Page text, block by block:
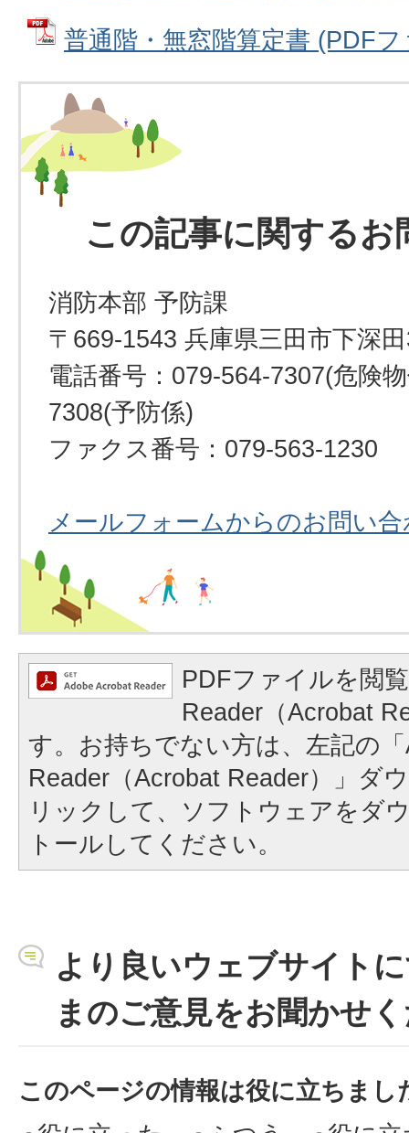
普通階・無窓階算定書 (PDF
この記事に関するお
消防本部 予防課
〒669-1543 兵庫県三田市下深
電話番号：079-564-7307(危険
7308(予防係)
ファクス番号：079-563-1230
メールフォームからのお問い
PDFファイルを閲
Reader（Acrobat
す。お持ちでない方は、左記の
Reader（Acrobat Reader）」ダ
リックして、ソフトウェアをダ
トールしてください。
より良いウェブサイト
まのご意見をお聞かせ
このページの情報は役に立ちまし